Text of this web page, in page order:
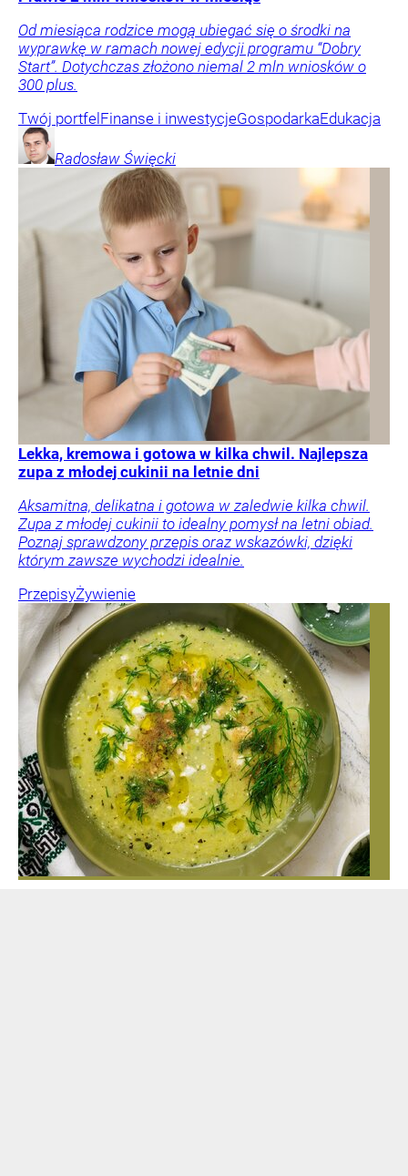
Od miesiąca rodzice mogą ubiegać się o środki na
wyprawkę w ramach nowej edycji programu “Dobry
Start”. Dotychczas złożono niemal 2 mln wniosków o
300 plus.
Twój portfel Finanse i inwestycjeGospodarkaEdukacja
Radosław Święcki
Lekka, kremowa i gotowa w kilka chwil. Najlepsza
zupa z młodej cukinii na letnie dni
Aksamitna, delikatna i gotowa w zaledwie kilka chwil.
Zupa z młodej cukinii to idealny pomysł na letni obiad.
Poznaj sprawdzony przepis oraz wskazówki, dzięki
którym zawsze wychodzi idealnie.
PrzepisyŻywienie